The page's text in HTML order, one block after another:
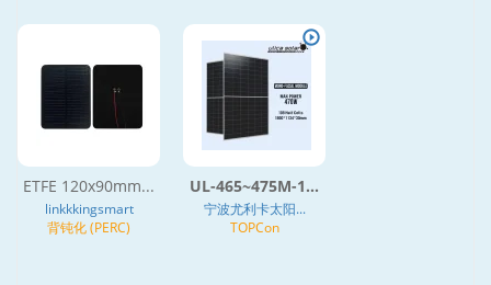
ETFE 120x90mm...
linkkkingsmart
背钝化 (PERC)
UL-465~475M-1...
宁波尤利卡太阳...
TOPCon